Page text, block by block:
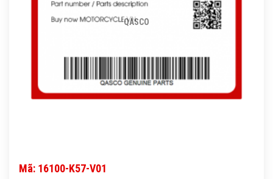
QASCO
Mã: 16100-K57-V01